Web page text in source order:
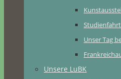
Studienfahrt
Unser Tag
Unsere LuBK